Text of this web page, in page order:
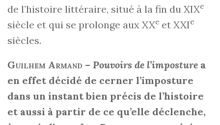
de l’histoire littéraire, situé à la fin du XIXe
siècle et qui se prolonge aux XXe et XXIe
siècles.
Guilhem Armand – Pouvoirs de l’imposture a
en effet décidé de cerner l’imposture
dans un instant bien précis de l’histoire
et aussi à partir de ce qu’elle déclenche,